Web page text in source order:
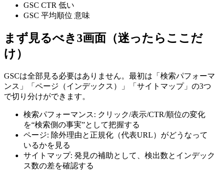
GSC CTR 低い
GSC 平均順位 意味
まず見るべき3画面（迷ったらここだ
け）
GSCは全部見る必要はありません。最初は「検索パフォーマ
ンス」「ページ（インデックス）」「サイトマップ」の3つ
で切り分けができます。
検索パフォーマンス: クリック/表示/CTR/順位の変化
を“検索側の事実”として把握する
ページ: 除外理由と正規化（代表URL）がどうなって
いるかを見る
サイトマップ: 発見の補助として、検出数とインデック
ス数の差を確認する